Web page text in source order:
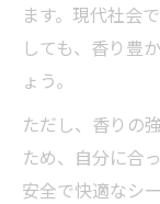
ます。現代社会
しても、香り豊
ょう。
ただし、香りの
ため、自分に合
安全で快適なシ